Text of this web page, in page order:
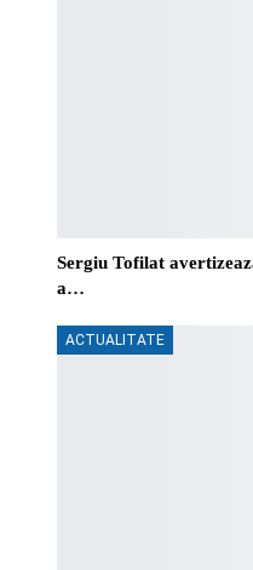
Sergiu Tofilat
a…
ACTUALITATE